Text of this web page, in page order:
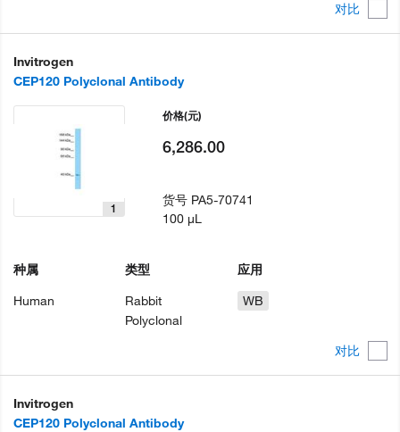
对比
Invitrogen
CEP120 Polyclonal Antibody
对比
1
种属
Human
类型
Rabbit
Polyclonal
应用
WB
价格(元)
6,286.00
货号 PA5-70741
100 µL
Invitrogen
CEP120 Polyclonal Antibody